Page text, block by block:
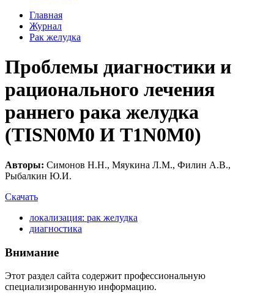
Главная
Журнал
Рак желудка
Проблемы диагностики и
рационального лечения
раннего рака желудка
(TISN0M0 И T1N0M0)
Авторы: Симонов Н.Н., Мяукина Л.М., Филин А.В.,
Рыбалкин Ю.И.
Скачать
локализация: рак желудка
диагностика
Внимание
Этот раздел сайта содержит профессиональную
специализированную информацию.